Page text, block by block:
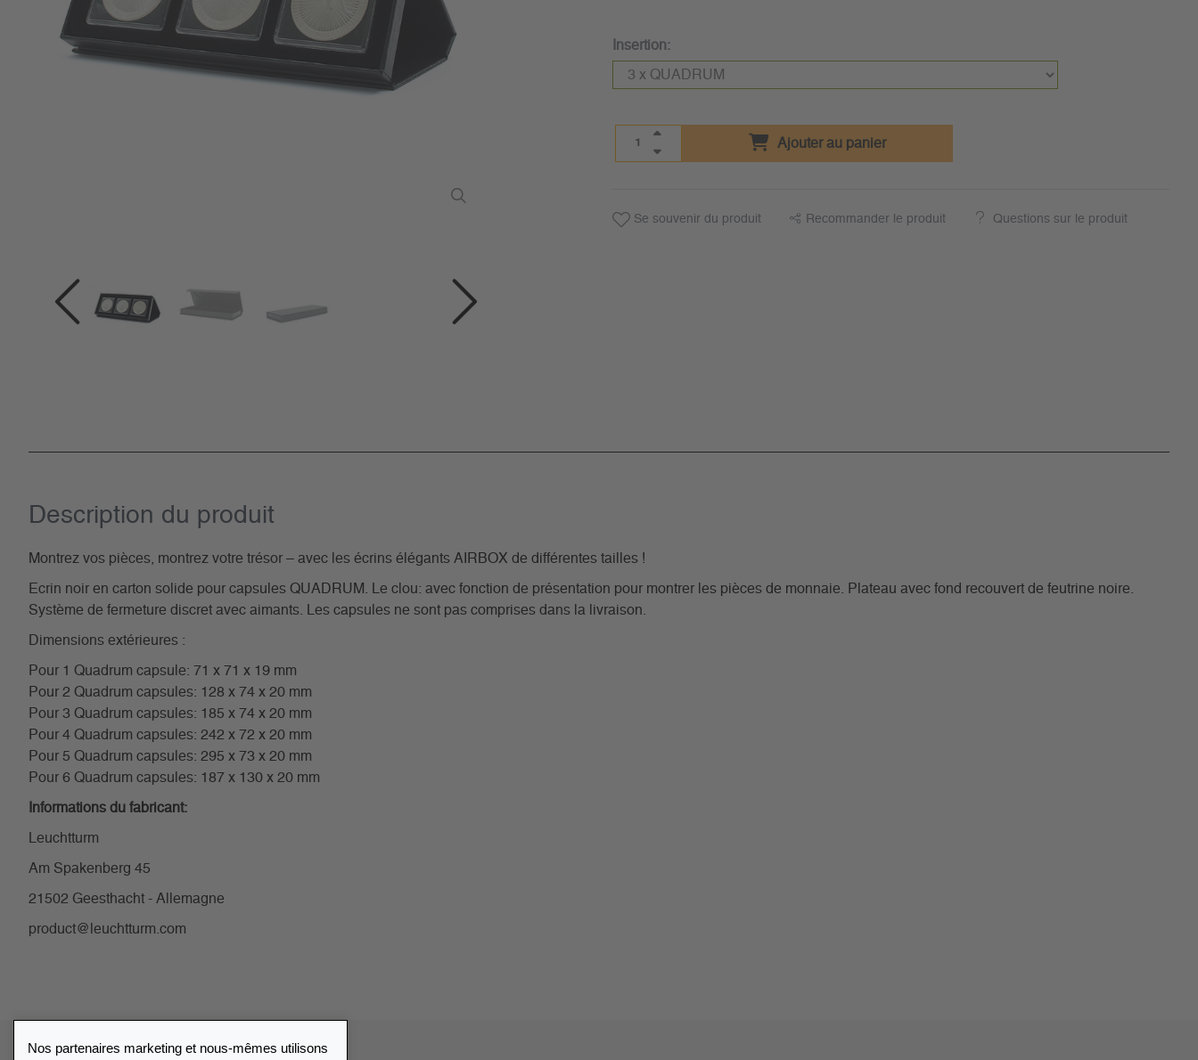
Insertion:
Ajouter au panier
Se souvenir du produit Recommander le produit Questions sur le produit
Description du­ produit
Montrez vos pièces, montrez votre trésor – avec les écrins élégants AIRBOX de différentes tailles !
Ecrin noir en carton solide pour capsules QUADRUM. Le clou: avec fonction de présentation pour montrer les pièces de monnaie. Plateau avec fond recouvert de feutrine noire.
Système de fermeture discret avec aimants. Les capsules ne sont pas comprises dans la livraison.
Dimensions extérieures :
Pour 1 Quadrum capsule: 71 x 71 x 19 mm
Pour 2 Quadrum capsules: 128 x 74 x 20 mm
Pour 3 Quadrum capsules: 185 x 74 x 20 mm
Pour 4 Quadrum capsules: 242 x 72 x 20 mm
Pour 5 Quadrum capsules: 295 x 73 x 20 mm
Pour 6 Quadrum capsules: 187 x 130 x 20 mm
Informations du fabricant:
Leuchtturm
Am Spakenberg 45
21502 Geesthacht - Allemagne
product@leuchtturm.com
Nos partenaires marketing et nous-mêmes utilisons